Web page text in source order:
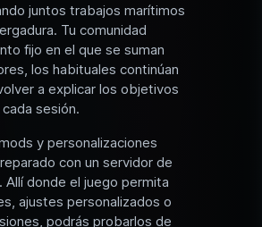
juntos trabajos marítimos
Tu comunidad
fijo en el que se suman
los habituales continúan
a explicar los objetivos
sesión.
y personalizaciones
con un servidor de
Allí donde el juego permita
ajustes personalizados o
podrás probarlos de